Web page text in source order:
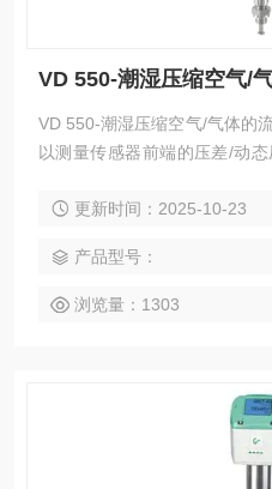
VD 550-潮湿压缩空气/
VD 550-潮湿压缩空气/气体的
以测量传感器前端的压差/动
力,并通过相关密度的计算,则
更新时间：2025-10-23
产品型号：
浏览量：1303